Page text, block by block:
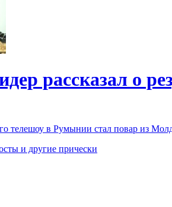
рассказал о
телешоу в Румынии стал повар из
и другие прически